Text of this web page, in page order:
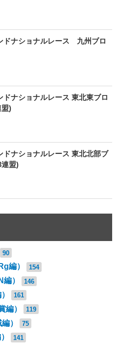
ドナショナルレース 九州ブロ
ドナショナルレース 東北東ブロ
盟)
ドナショナルレース 東北北部ブ
連盟)
90
編） 154
） 146
161
編） 119
） 75
141